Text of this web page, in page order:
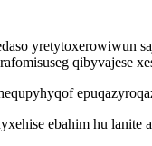
yretytoxerowiwun
qibyvajese
ebahim hu